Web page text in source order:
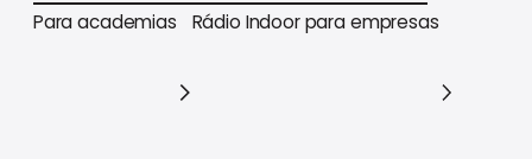
Para varejo em geral Para supermercados
Para academias Rádio Indoor para empresas